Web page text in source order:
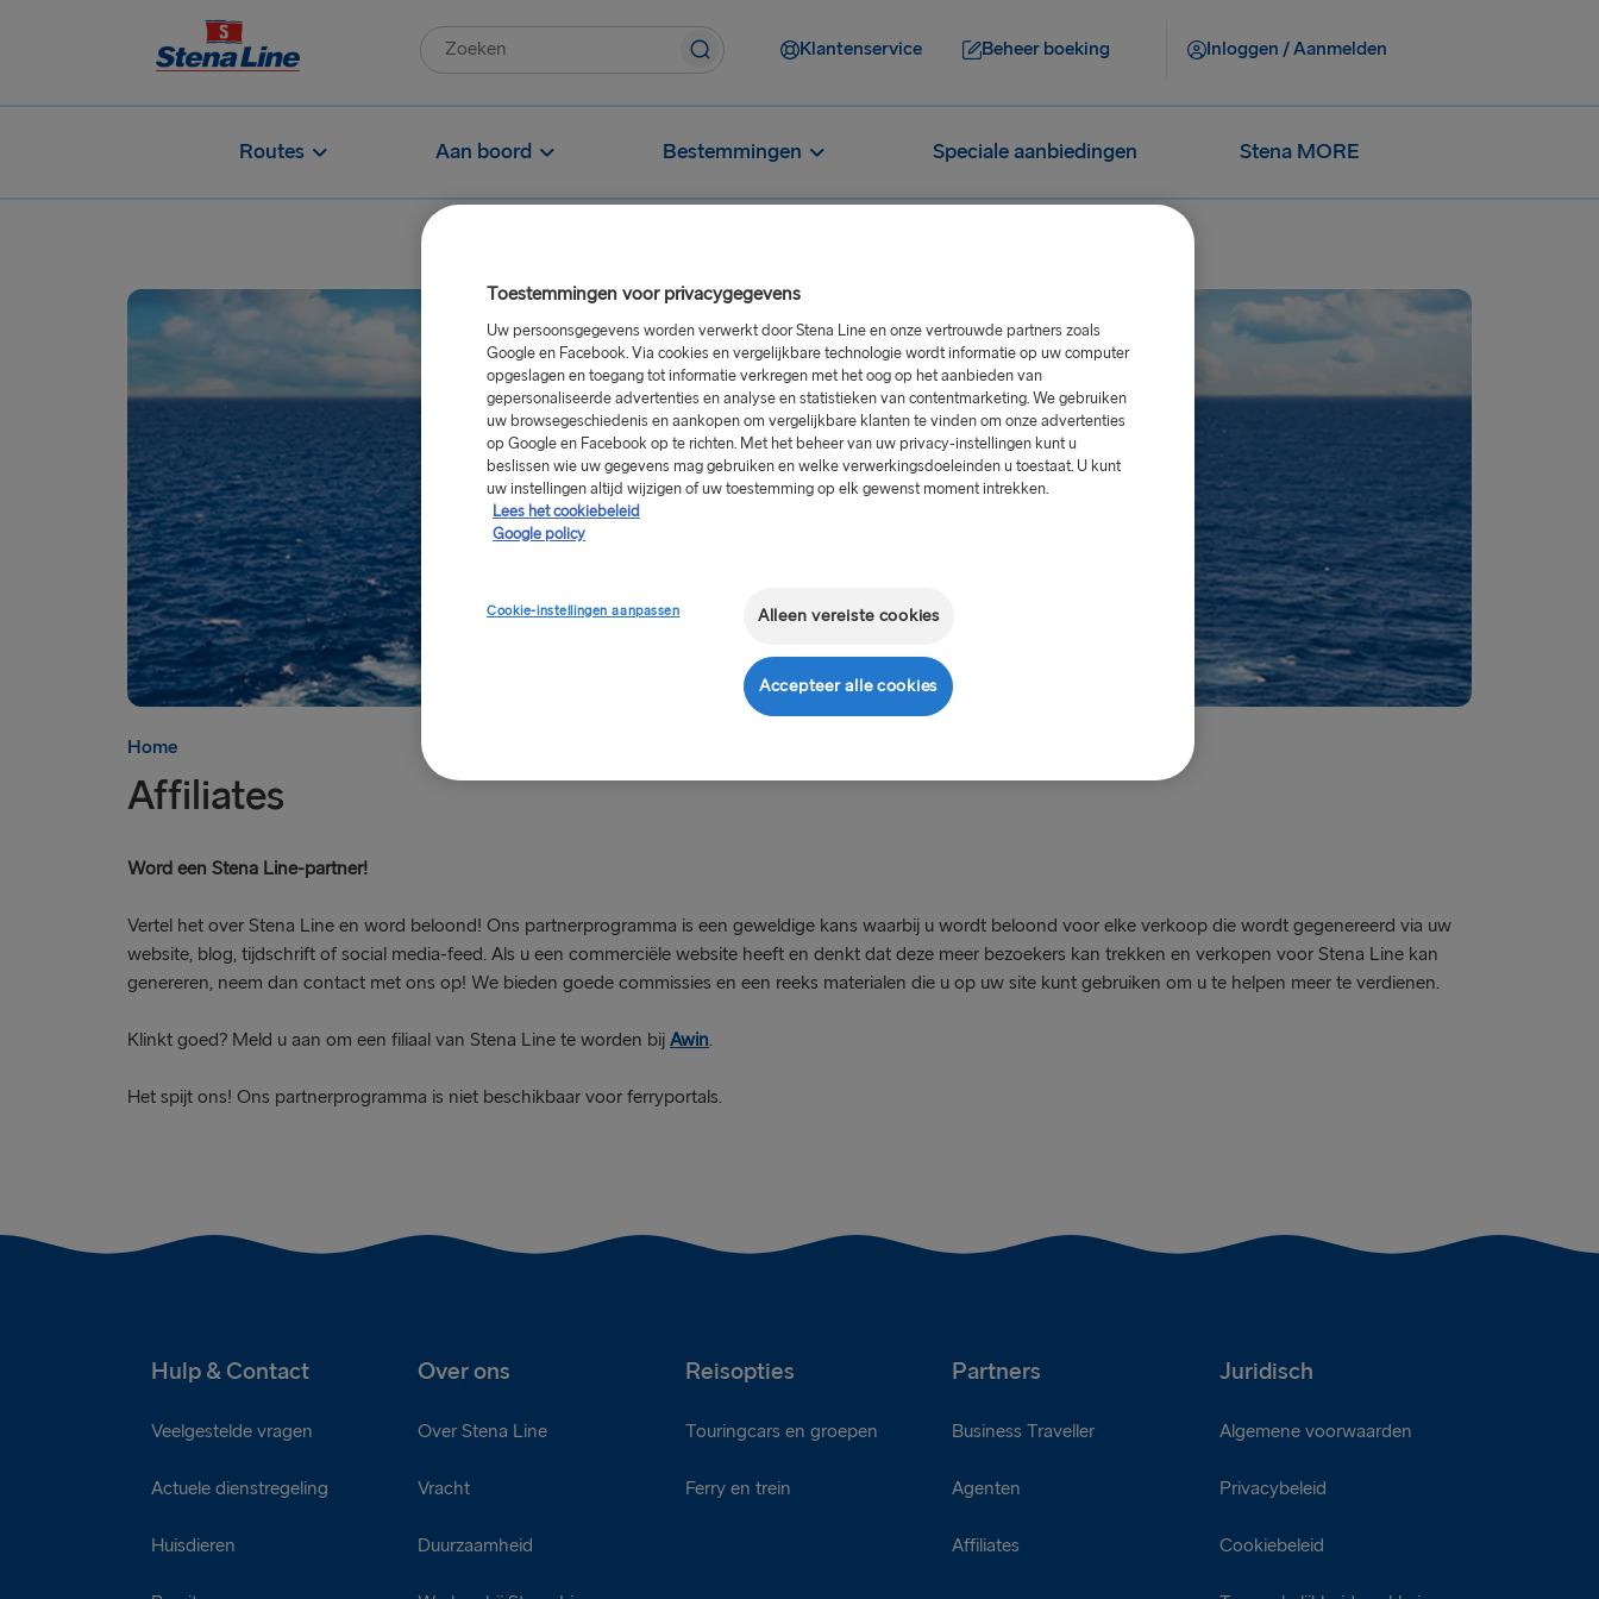
Klantenservice Beheer boeking Inloggen / Aanmelden
Routes Aan boord Bestemmingen Speciale aanbiedingen Stena MORE
Home
Affiliates
Word een Stena Line-partner!
Vertel het over Stena Line en word beloond! Ons partnerprogramma is een geweldige kans waarbij u wordt beloond voor elke verkoop die wordt gegenereerd via uw
website, blog, tijdschrift of social media-feed. Als u een commerciële website heeft en denkt dat deze meer bezoekers kan trekken en verkopen voor Stena Line kan
genereren, neem dan contact met ons op! We bieden goede commissies en een reeks materialen die u op uw site kunt gebruiken om u te helpen meer te verdienen.
Klinkt goed? Meld u aan om een filiaal van Stena Line te worden bij Awin.
Het spijt ons! Ons partnerprogramma is niet beschikbaar voor ferryportals.
Hulp & Contact Over ons Reisopties Partners Juridisch
Veelgestelde vragen
Actuele dienstregeling
Huisdieren
Over Stena Line
Vracht
Duurzaamheid
Touringcars en groepen
Ferry en trein
Business Traveller
Agenten
Affiliates
Algemene voorwaarden
Privacybeleid
Cookiebeleid
Toestemmingen voor privacygegevens
Uw persoonsgegevens worden verwerkt door Stena Line en onze vertrouwde partners zoals
Google en Facebook. Via cookies en vergelijkbare technologie wordt informatie op uw computer
opgeslagen en toegang tot informatie verkregen met het oog op het aanbieden van
gepersonaliseerde advertenties en analyse en statistieken van contentmarketing. We gebruiken
uw browsegeschiedenis en aankopen om vergelijkbare klanten te vinden om onze advertenties
op Google en Facebook op te richten. Met het beheer van uw privacy-instellingen kunt u
beslissen wie uw gegevens mag gebruiken en welke verwerkingsdoeleinden u toestaat. U kunt
uw instellingen altijd wijzigen of uw toestemming op elk gewenst moment intrekken.
Lees het cookiebeleid
Google policy
Cookie-instellingen aanpassen Alleen vereiste cookies
Accepteer alle cookies